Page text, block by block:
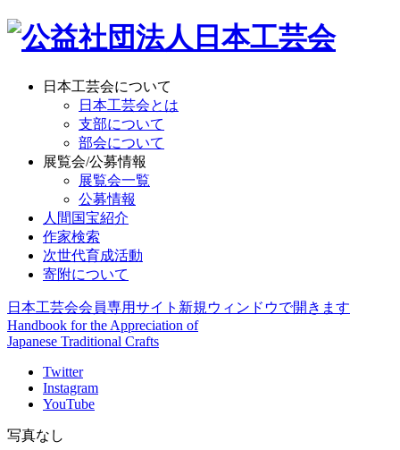
日本工芸会について
日本工芸会とは
支部について
部会について
展覧会/公募情報
展覧会一覧
公募情報
人間国宝紹介
作家検索
次世代育成活動
寄附について
日本工芸会会員専用サイト 新規ウィンドウで開きます
Handbook for the Appreciation of
Japanese Traditional Crafts
Twitter
Instagram
YouTube
写真なし